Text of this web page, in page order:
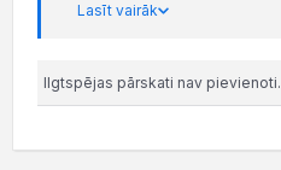
Lasīt vairāk
Ilgtspējas pārskati nav pievienoti.